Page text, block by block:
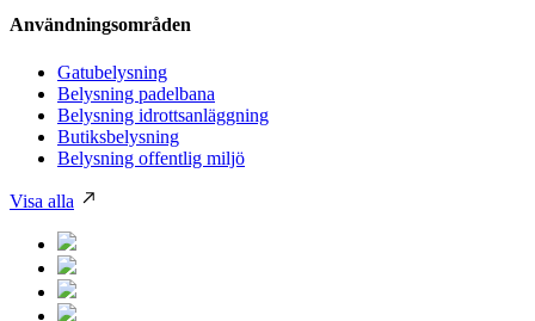
Användningsområden
Gatubelysning
Belysning padelbana
Belysning idrottsanläggning
Butiksbelysning
Belysning offentlig miljö
Visa alla